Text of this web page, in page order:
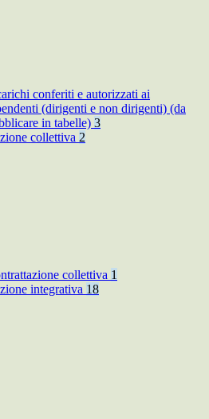
conferiti e autorizzati ai
(dirigenti e non dirigenti) (da
in tabelle) 3
collettiva 2
collettiva 1
integrativa 18